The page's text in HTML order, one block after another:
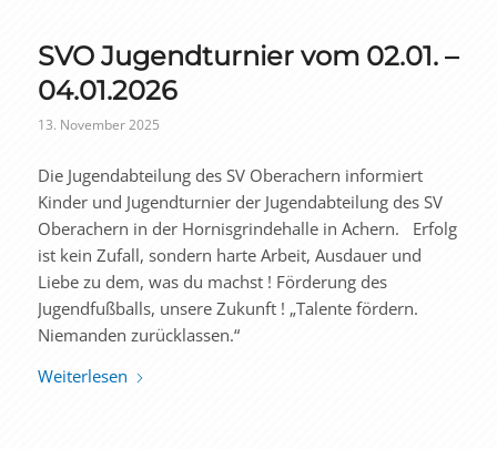
SVO Jugendturnier vom 02.01. –
04.01.2026
13. November 2025
Die Jugendabteilung des SV Oberachern informiert
Kinder und Jugendturnier der Jugendabteilung des SV
Oberachern in der Hornisgrindehalle in Achern. Erfolg
ist kein Zufall, sondern harte Arbeit, Ausdauer und
Liebe zu dem, was du machst ! Förderung des
Jugendfußballs, unsere Zukunft ! „Talente fördern.
Niemanden zurücklassen.“
Weiterlesen